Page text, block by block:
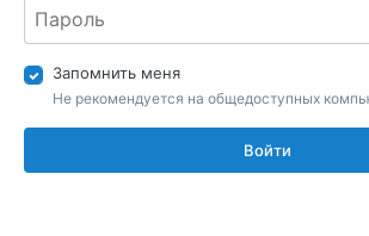
Запомнить меня
Не рекомендуется на общедоступных
Войти